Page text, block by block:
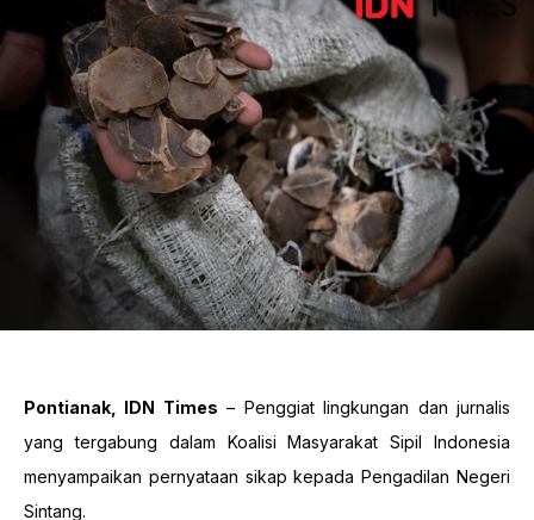
Pontianak, IDN Times – Penggiat lingkungan dan jurnalis
yang tergabung dalam Koalisi Masyarakat Sipil Indonesia
menyampaikan pernyataan sikap kepada Pengadilan Negeri
Sintang.